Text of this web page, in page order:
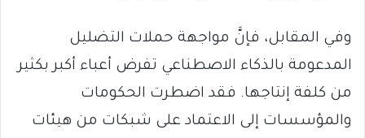
وفي المقابل، فإنَّ مواجهة حملات التضليل
المدعومة بالذكاء الاصطناعي تفرض أعباء أكبر بكثير
من كلفة إنتاجها. فقد اضطرت الحكومات
والمؤسسات إلى الاعتماد على شبكات من هيئات